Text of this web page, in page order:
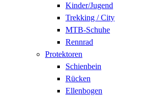
Kinder/Jugend
Trekking / City
MTB-Schuhe
Rennrad
Protektoren
Schienbein
Rücken
Ellenbogen